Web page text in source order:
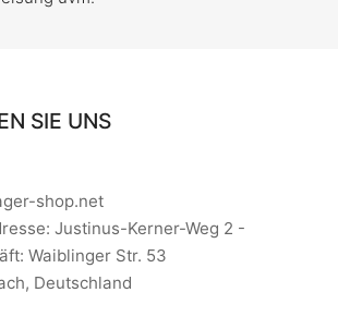
SIE UNS
shop.net
Justinus-Kerner-Weg 2 -
Waiblinger Str. 53
Deutschland